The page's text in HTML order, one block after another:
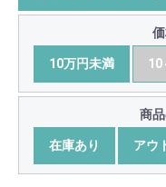
10万円未満 10
商
在庫あり アウ